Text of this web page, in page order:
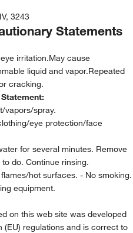
3243
Statements
irritation.May cause
liquid and vapor.Repeated
cracking.
Statement:
vapors/spray.
eye protection/face
for several minutes. Remove
do. Continue rinsing.
hot surfaces. - No smoking.
equipment.
on this web site was developed
regulations and is correct to